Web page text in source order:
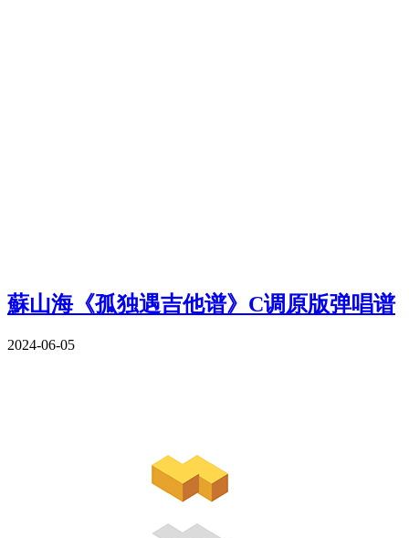
蘇山海《孤独遇吉他谱》C调原版弹唱谱
2024-06-05